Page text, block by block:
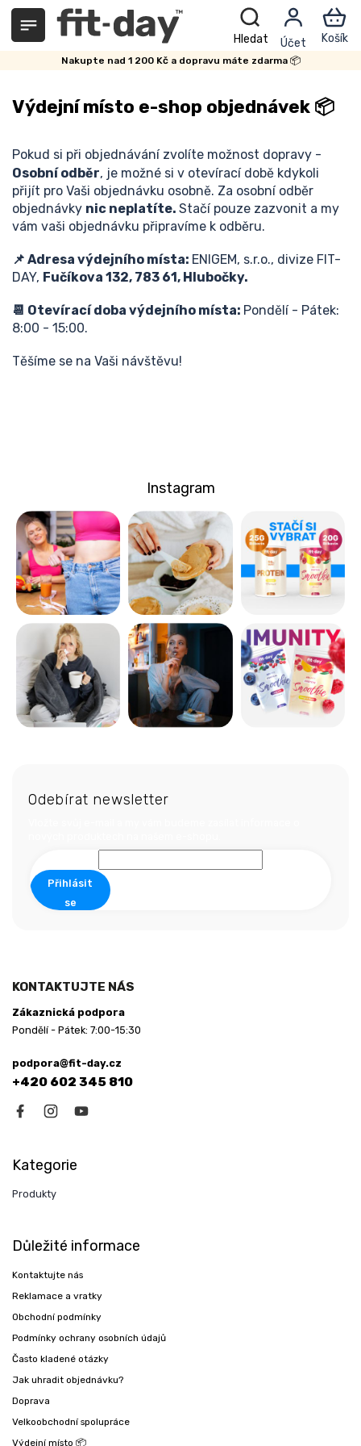
Přejít
obsah
Nakupte nad 1 200 Kč a dopravu máte zdarma 📦
Výdejní místo e-shop objednávek 📦
Pokud si při objednávání zvolíte možnost dopravy -
Osobní odběr, je možné si v otevírací době kdykoli
přijít pro Vaši objednávku osobně. Za osobní odběr
objednávky nic neplatíte. Stačí pouze zazvonit a my
vám vaši objednávku připravíme k odběru.
📌 Adresa výdejního místa: ENIGEM, s.r.o., divize FIT-
DAY, Fučíkova 132, 783 61, Hlubočky.
📆 Otevírací doba výdejního místa: Pondělí - Pátek:
8:00 - 15:00.
Těšíme se na Vaši návštěvu!
Instagram
Odebírat newsletter
Přihlásit
se
KONTAKTUJTE NÁS
Zákaznická podpora
Pondělí - Pátek: 7:00-15:30
podpora@fit-day.cz
+420 602 345 810
Kategorie
Produkty
Důležité informace
Kontaktujte nás
Reklamace a vratky
Obchodní podmínky
Podmínky ochrany osobních údajů
Často kladené otázky
Jak uhradit objednávku?
Doprava
Velkoobchodní spolupráce
Výdejní místo 📦